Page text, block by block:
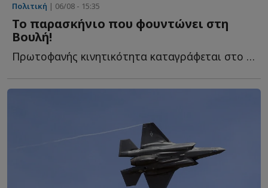
Πολιτική | 06/08 - 15:35
Το παρασκήνιο που φουντώνει στη
Βουλή!
Πρωτοφανής κινητικότητα καταγράφεται στο πολιτικό σ...